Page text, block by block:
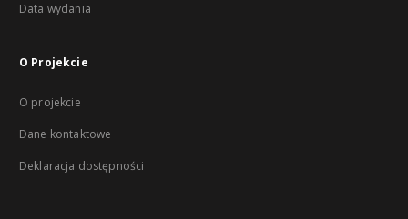
Data wydania
O Projekcie
O projekcie
Dane kontaktowe
Deklaracja dostępności